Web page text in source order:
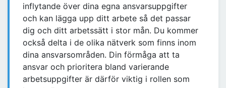
inflytande över dina egna ansvarsuppgifter
och kan lägga upp ditt arbete så det passar
dig och ditt arbetssätt i stor mån. Du kommer
också delta i de olika nätverk som finns inom
dina ansvarsområden. Din förmåga att ta
ansvar och prioritera bland varierande
arbetsuppgifter är därför viktig i rollen som